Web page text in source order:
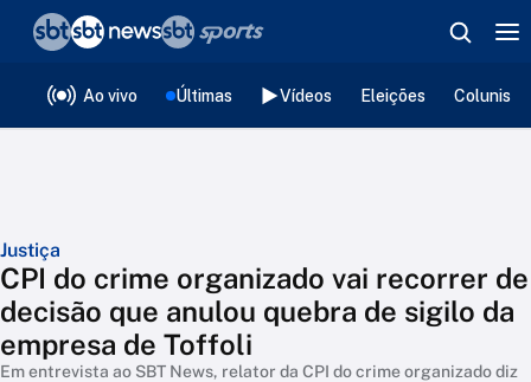
Ao vivo Últimas Vídeos Eleições
Justiça
CPI do crime organizado vai recorrer de
decisão que anulou quebra de sigilo da
empresa de Toffoli
Em entrevista ao SBT News, relator da CPI do crime organizado diz
❮voltar
Editorias